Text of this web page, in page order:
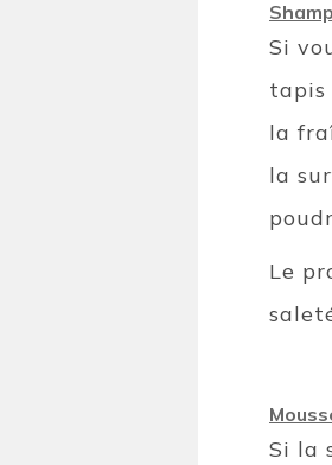
Si
tapis
la
la
Le
Si la